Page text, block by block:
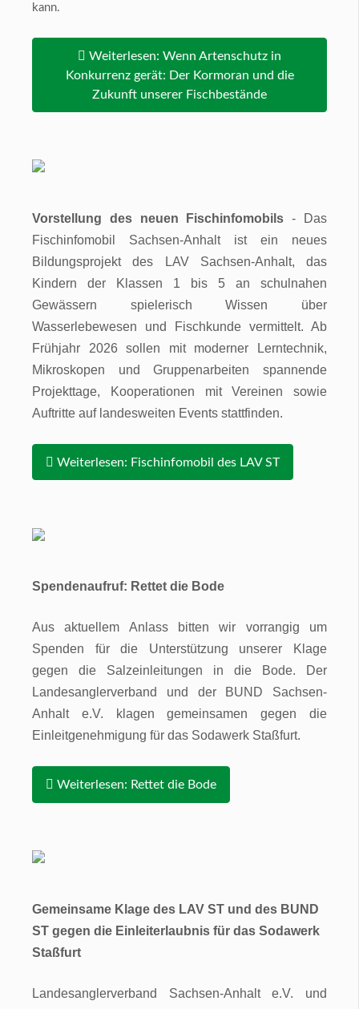
kann.
Weiterlesen: Wenn Artenschutz in
Konkurrenz gerät: Der Kormoran und die
Zukunft unserer Fischbestände
Vorstellung des neuen Fischinfomobils - Das
Fischinfomobil Sachsen-Anhalt ist ein neues
Bildungsprojekt des LAV Sachsen-Anhalt, das
Kindern der Klassen 1 bis 5 an schulnahen
Gewässern spielerisch Wissen über
Wasserlebewesen und Fischkunde vermittelt. Ab
Frühjahr 2026 sollen mit moderner Lerntechnik,
Mikroskopen und Gruppenarbeiten spannende
Projekttage, Kooperationen mit Vereinen sowie
Auftritte auf landesweiten Events stattfinden.
Weiterlesen: Fischinfomobil des LAV ST
Spendenaufruf: Rettet die Bode
Aus aktuellem Anlass bitten wir vorrangig um
Spenden für die Unterstützung unserer Klage
gegen die Salzeinleitungen in die Bode. Der
Landesanglerverband und der BUND Sachsen-
Anhalt e.V. klagen gemeinsamen gegen die
Einleitgenehmigung für das Sodawerk Staßfurt.
Weiterlesen: Rettet die Bode
Gemeinsame Klage des LAV ST und des BUND
ST gegen die Einleiterlaubnis für das Sodawerk
Staßfurt
Landesanglerverband Sachsen-Anhalt e.V. und